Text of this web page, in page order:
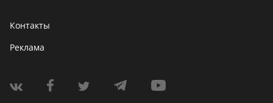
Контакты
Реклама